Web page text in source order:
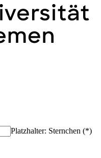
Platzhalter: Sternchen (*)